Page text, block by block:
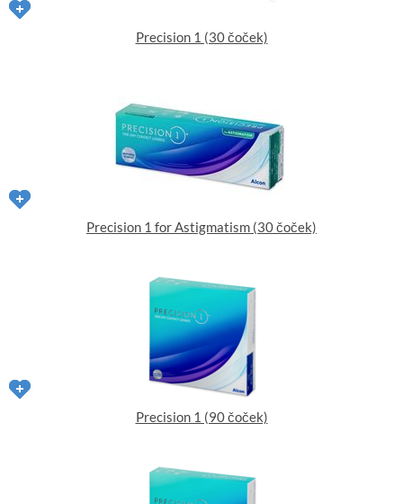
Precision 1 (30 čoček)
Precision 1 for Astigmatism (30 čoček)
Precision 1 (90 čoček)